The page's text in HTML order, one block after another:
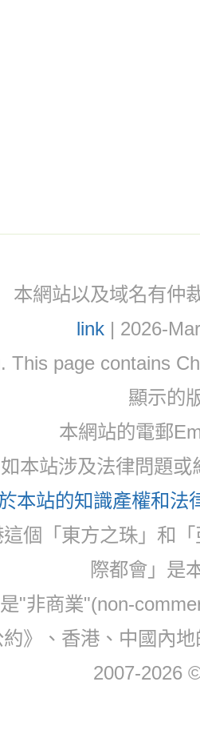
本網站以及域名有仲
link| 2026-
This page contains
顯示的
本網站的電郵
如本站涉及法律問題
本站的知識產權和法
個「東方之珠」和
際都會」是
"非商業"(non-
》、香港、中國內
2007-2026